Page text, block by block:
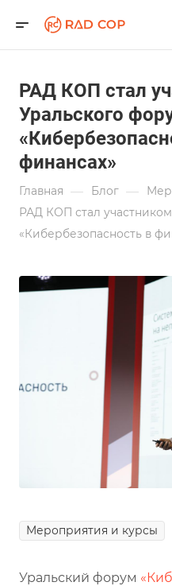
РАД КОП стал
Уральского
финансах»
Главная — Блог —
РАД КОП стал
«Кибербезопасность в
Мероприятия и курсы
Уральский форум